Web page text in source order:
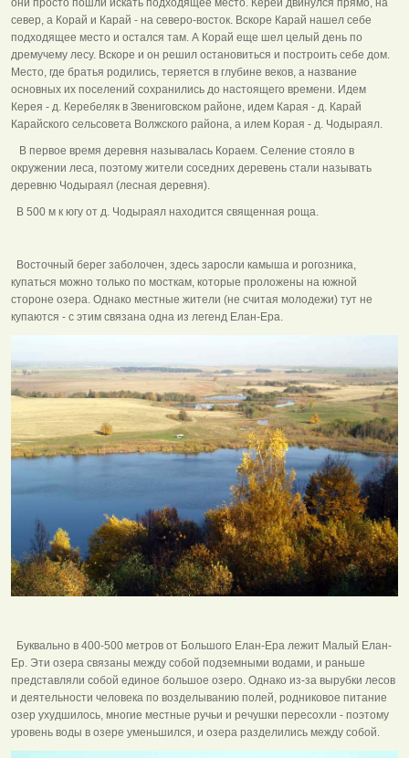
они просто пошли искать подходящее место. Керей двинулся прямо, на
север, а Корай и Карай - на северо-восток. Вскоре Карай нашел себе
подходящее место и остался там. А Корай еще шел целый день по
дремучему лесу. Вскоре и он решил остановиться и построить себе дом.
Место, где братья родились, теряется в глубине веков, а название
основных их поселений сохранились до настоящего времени. Идем
Керея - д. Керебеляк в Звениговском районе, идем Карая - д. Карай
Карайского сельсовета Волжского района, а илем Корая - д. Чодыраял.
В первое время деревня называлась Кораем. Селение стояло в
окружении леса, поэтому жители соседних деревень стали называть
деревню Чодыраял (лесная деревня).
В 500 м к югу от д. Чодыраял находится священная роща.
Восточный берег заболочен, здесь заросли камыша и рогозника,
купаться можно только по мосткам, которые проложены на южной
стороне озера. Однако местные жители (не считая молодежи) тут не
купаются - с этим связана одна из легенд Елан-Ера.
Буквально в 400-500 метров от Большого Елан-Ера лежит Малый Елан-
Ер. Эти озера связаны между собой подземными водами, и раньше
представляли собой единое большое озеро. Однако из-за вырубки лесов
и деятельности человека по возделыванию полей, родниковое питание
озер ухудшилось, многие местные ручьи и речушки пересохли - поэтому
уровень воды в озере уменьшился, и озера разделились между собой.